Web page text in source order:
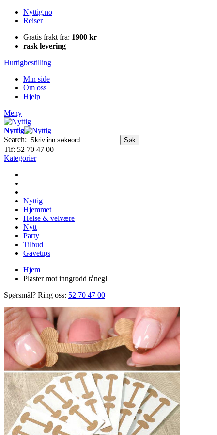
Nyttig.no
Reiser
Gratis frakt fra: 1900 kr
rask levering
Hurtigbestilling
Min side
Om oss
Hjelp
Meny
Nyttig
Search:
Søk
Tlf: 52 70 47 00
Kategorier
Nyttig
Hjemmet
Helse & velvære
Nytt
Party
Tilbud
Gavetips
Hjem
Plaster mot inngrodd tånegl
Spørsmål? Ring oss: 52 70 47 00